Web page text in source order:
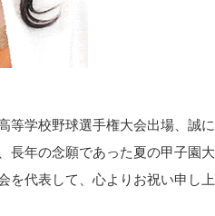
等学校野球選手権大会出場、誠に
長年の念願であった夏の甲子園大
を代表して、心よりお祝い申し上